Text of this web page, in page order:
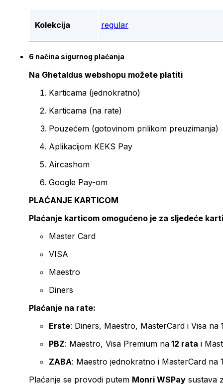
Kolekcija regular
6 načina sigurnog plaćanja
Na Ghetaldus webshopu možete platiti
Karticama (jednokratno)
Karticama (na rate)
Pouzećem (gotovinom prilikom preuzimanja)
Aplikacijom KEKS Pay
Aircashom
Google Pay-om
PLAĆANJE KARTICOM
Plaćanje karticom omogućeno je za sljedeće
Master Card
VISA
Maestro
Diners
Plaćanje na rate:
Erste: Diners, Maestro, MasterCard i Visa na
PBZ: Maestro, Visa Premium na 12 rata i
ZABA: Maestro jednokratno i MasterCard na
Plaćanje se provodi putem Monri WSPay sustava